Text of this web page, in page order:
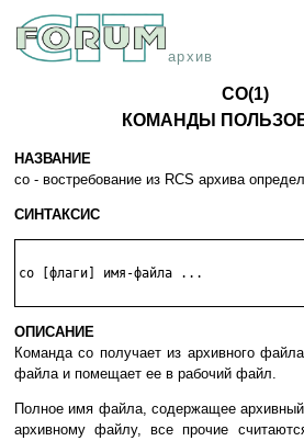
архив
CO(1)
КОМАНДЫ
НАЗВАНИЕ
co - востребование из RCS архива
СИНТАКСИС
co [флаги] имя-файла ...
ОПИСАНИЕ
Команда co получает из архивного
файла и помещает ее в рабочий файл.
Полное имя файла, содержащее
архивному файлу, все прочие